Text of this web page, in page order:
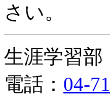
さい。
生涯学習
電話： 04-